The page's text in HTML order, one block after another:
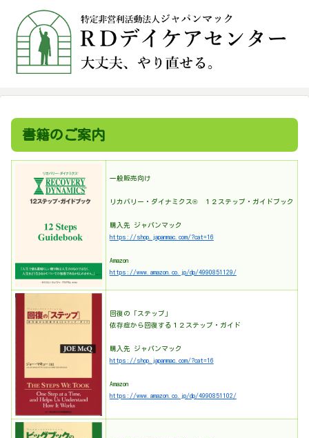
書籍のご案内
一般販売向け
リカバリー・ダイナミクス® １２ステップ・ガイドブック
購入先 ジャパンマック
https://shop.japanmac.com/?cat=16
Amazon
https://www.amazon.co.jp/dp/4990851129/
回復の「ステップ」
依存症から回復する１２ステップ・ガイド
購入先 ジャパンマック
https://shop.japanmac.com/?cat=16
Amazon
https://www.amazon.co.jp/dp/4990851102/